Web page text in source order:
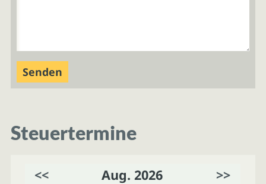
Steuertermine
<< Aug. 2026 >>